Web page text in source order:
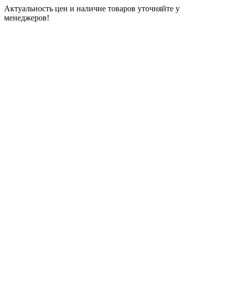
Актуальность цен и наличие товаров уточняйте у
менеджеров!